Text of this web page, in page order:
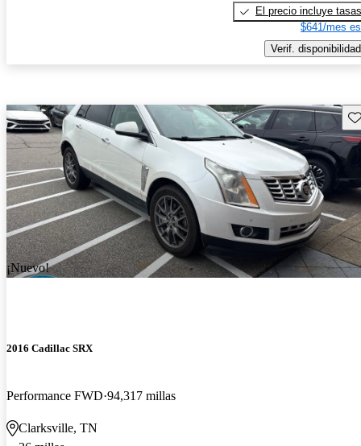
El precio incluye tasas
$641/mes
Verif. disponibilidad
¡Nuevo!
2016 Cadillac SRX
Performance FWD 94,317 millas
Clarksville, TN